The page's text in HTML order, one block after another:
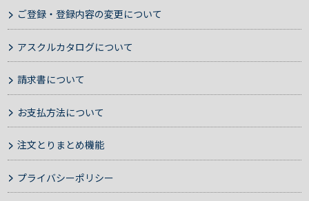
ご登録・登録内容の変更について
アスクルカタログについて
請求書について
お支払方法について
注文とりまとめ機能
プライバシーポリシー